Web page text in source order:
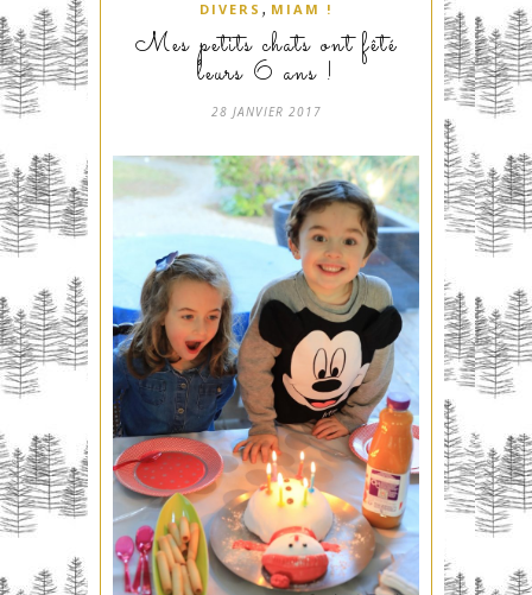
DIVERS , MIAM !
Mes petits chats ont fêté
leurs 6 ans !
28 JANVIER 2017